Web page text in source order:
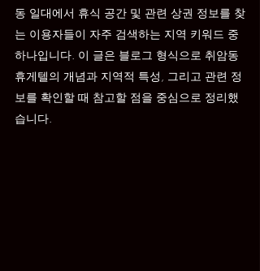
동 일대에서 휴식 공간 및 관련 상권 정보를 찾
는 이용자들이 자주 검색하는 지역 키워드 중
하나입니다. 이 글은 블로그 형식으로 취암동
휴게텔의 개념과 지역적 특성, 그리고 관련 정
보를 확인할 때 참고할 점을 중심으로 정리했
습니다.